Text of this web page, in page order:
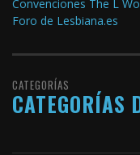
Convenciones The L
Foro de Lesbiana.es
CATEGORÍAS
CATEGORÍAS